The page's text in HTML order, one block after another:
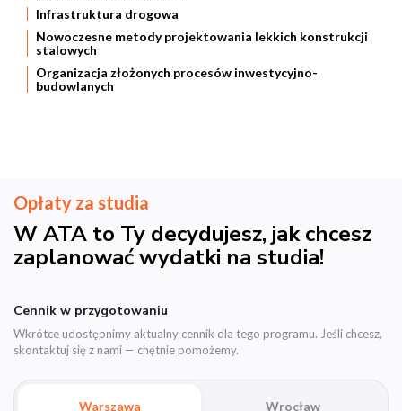
Infrastruktura drogowa
Nowoczesne metody projektowania lekkich konstrukcji
stalowych
Organizacja złożonych procesów inwestycyjno-
budowlanych
Opłaty za studia
W ATA to Ty decydujesz, jak chcesz
zaplanować wydatki na studia!
Cennik w przygotowaniu
Wkrótce udostępnimy aktualny cennik dla tego programu. Jeśli chcesz,
skontaktuj się z nami — chętnie pomożemy.
Warszawa Wrocław